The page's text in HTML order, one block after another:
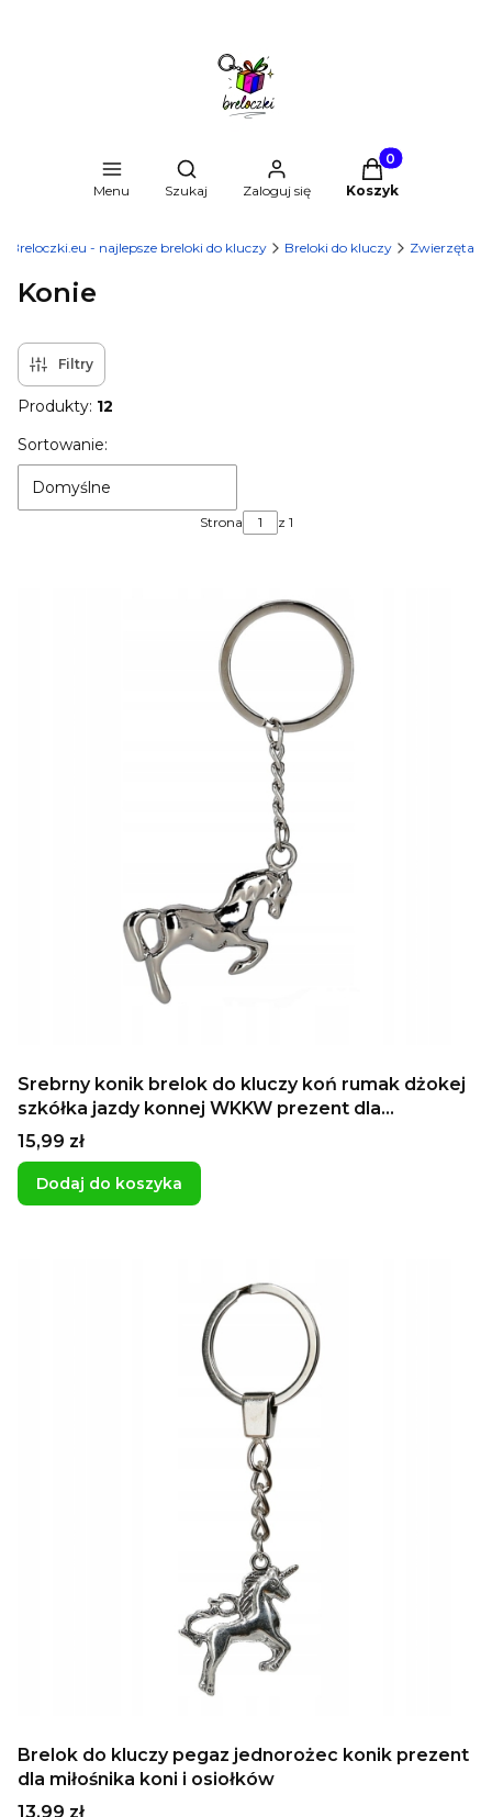
Menu
Otwórz wyszukiwarkę
Szukaj Zaloguj się
Produkty w
Koszyk
Breloczki.eu - najlepsze breloki do kluczy Breloki do kluczy Zwierzęta
Konie
Filtry
Produkty: 12
Lista produktów
Sortowanie:
Domyślne
Strona z 1
Srebrny konik brelok do kluczy koń rumak dżokej
szkółka jazdy konnej WKKW prezent dla
dziewczyny dla chłopaka
Cena
15,99 zł
Dodaj do koszyka
Brelok do kluczy pegaz jednorożec konik prezent
dla miłośnika koni i osiołków
Cena
13,99 zł